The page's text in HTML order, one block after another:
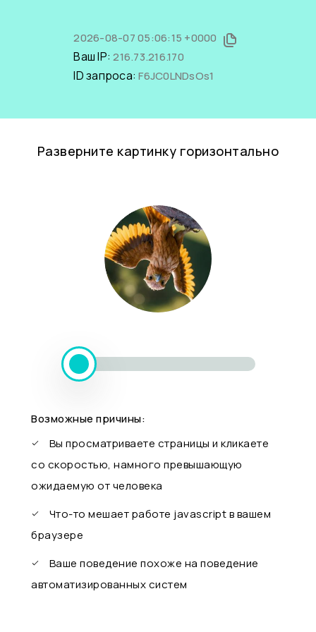
2026-08-07 05:06:15 +0000
Ваш IP:216.73.216.170
ID запроса:F6JC0LNDsOs1
Разверните картинку горизонтально
Возможные причины:
Вы просматриваете страницы и кликаете
со скоростью, намного превышающую
ожидаемую от человека
Что-то мешает работе javascript в вашем
браузере
Ваше поведение похоже на поведение
автоматизированных систем